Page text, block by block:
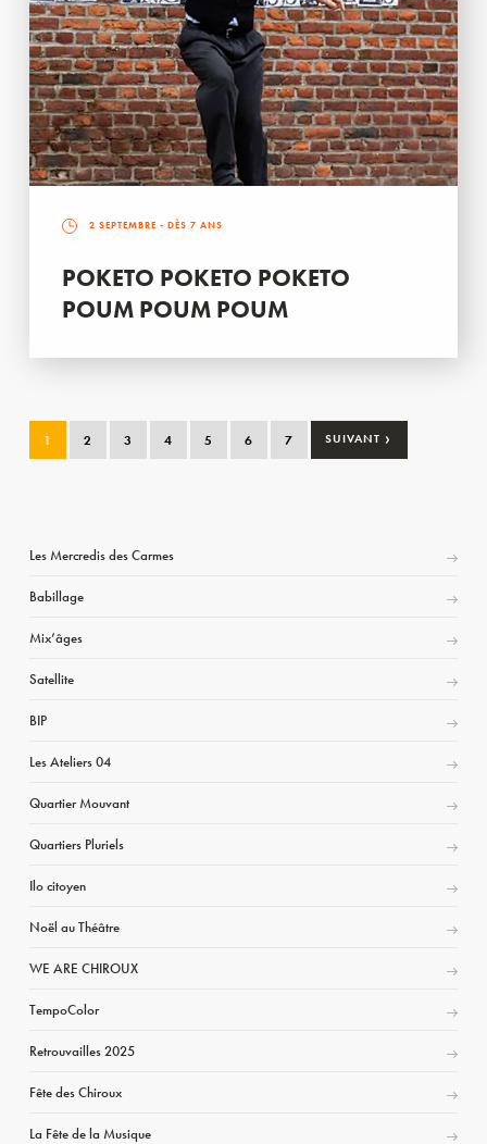
2 SEPTEMBRE - DÈS 7 ANS
POKETO POKETO POKETO
POUM POUM POUM
1 2 3 4 5 6 7 SUIVANT ›
Les Mercredis des Carmes
Babillage
Mix’âges
Satellite
BIP
Les Ateliers 04
Quartier Mouvant
Quartiers Pluriels
Ilo citoyen
Noël au Théâtre
WE ARE CHIROUX
TempoColor
Retrouvailles 2025
Fête des Chiroux
La Fête de la Musique